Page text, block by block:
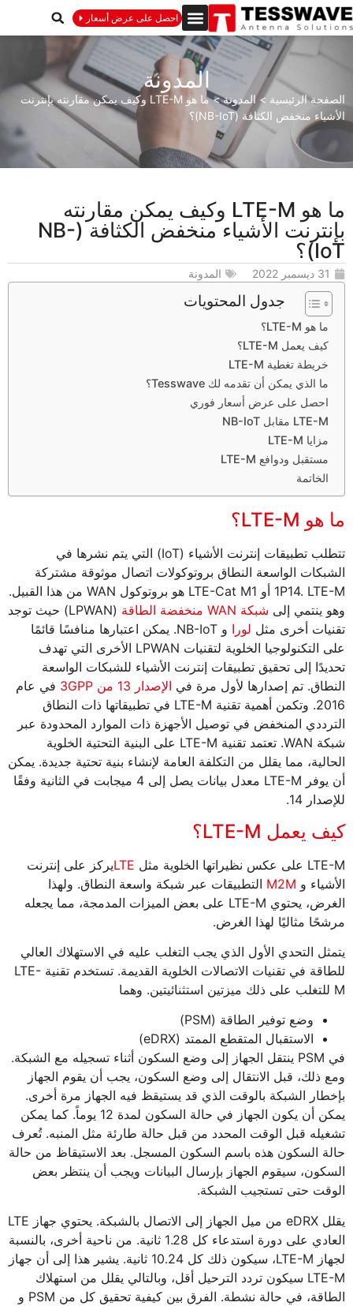
احصل على عرض أسعار
المدونة
الصفحة الرئيسية >المدونة>
ما هو LTE-M وكيف يمكن مقارنته بإنترنت
الأشياء منخفض الكثافة (NB-IoT)؟
ما هو LTE-M وكيف يمكن مقارنته
بإنترنت الأشياء منخفض الكثافة (NB-
IoT)؟
31 ديسمبر 2022 المدونة
جدول المحتويات
ما هو LTE-M؟
كيف يعمل LTE-M؟
خريطة تغطية LTE-M
ما الذي يمكن أن تقدمه لك Tesswave؟
احصل على عرض أسعار فوري
LTE-M مقابل NB-IoT
مزايا LTE-M
مستقبل ودوافع LTE-M
الخاتمة
ما هو LTE-M؟
تتطلب تطبيقات إنترنت الأشياء (IoT) التي يتم نشرها في
الشبكات الواسعة النطاق بروتوكولات اتصال موثوقة مشتركة
1P14. LTE-M أو LTE-Cat M1 هو بروتوكول WAN من هذا القبيل.
وهو ينتمي إلى شبكة WAN منخفضة الطاقة
(LPWAN) حيث توجد
تقنيات أخرى مثل لورا
و NB-IoT. يمكن اعتبارها منافسًا قائمًا
على التكنولوجيا الخلوية لتقنيات LPWAN الأخرى التي تهدف
تحديدًا إلى تحقيق تطبيقات إنترنت الأشياء للشبكات الواسعة
النطاق. تم إصدارها لأول مرة في الإصدار 13 من 3GPP
في عام
2016. وتكمن أهمية تقنية LTE-M في تطبيقاتها ذات النطاق
الترددي المنخفض في توصيل الأجهزة ذات الموارد المحدودة عبر
شبكة WAN. تعتمد تقنية LTE-M على البنية التحتية الخلوية
الحالية، مما يقلل من التكلفة العامة لإنشاء بنية تحتية جديدة. يمكن
أن يوفر LTE-M معدل بيانات يصل إلى 4 ميجابت في الثانية وفقًا
للإصدار 14.
كيف يعمل LTE-M؟
LTE-M على عكس نظيراتها الخلوية مثل LTEيركز على إنترنت
الأشياء و M2M التطبيقات عبر شبكة واسعة النطاق. ولهذا
الغرض، يحتوي LTE-M على بعض الميزات المدمجة، مما يجعله
مرشحًا مثاليًا لهذا الغرض.
يتمثل التحدي الأول الذي يجب التغلب عليه في الاستهلاك العالي
للطاقة في تقنيات الاتصالات الخلوية القديمة. تستخدم تقنية LTE-
M للتغلب على ذلك ميزتين استثنائيتين. وهما
وضع توفير الطاقة (PSM)
الاستقبال المتقطع الممتد (eDRX)
في PSM ينتقل الجهاز إلى وضع السكون أثناء تسجيله مع الشبكة.
ومع ذلك، قبل الانتقال إلى وضع السكون، يجب أن يقوم الجهاز
بإخطار الشبكة بالوقت الذي قد يستيقظ فيه الجهاز مرة أخرى.
يمكن أن يكون الجهاز في حالة السكون لمدة 12 يوماً. كما يمكن
تشغيله قبل الوقت المحدد من قبل حالة طارئة مثل المنبه. تُعرف
حالة السكون هذه باسم السكون المسجل. بعد الاستيقاظ من حالة
السكون، سيقوم الجهاز بإرسال البيانات ويجب أن ينتظر بعض
الوقت حتى تستجيب الشبكة.
يقلل eDRX من ميل الجهاز إلى الاتصال بالشبكة. يحتوي جهاز LTE
العادي على دورة استدعاء كل 1.28 ثانية. من ناحية أخرى، بالنسبة
لجهاز LTE-M، سيكون ذلك كل 10.24 ثانية. يشير هذا إلى أن جهاز
LTE-M سيكون تردد الترحيل أقل، وبالتالي يقلل من استهلاك
الطاقة، في حالة نشطة. الفرق بين كيفية تحقيق كل من PSM و